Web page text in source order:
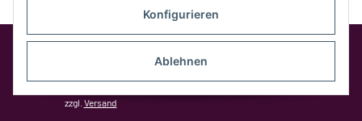
Konfigurieren
Ablehnen
Google Analytics deaktivierenStatus:
zzgl. Versand